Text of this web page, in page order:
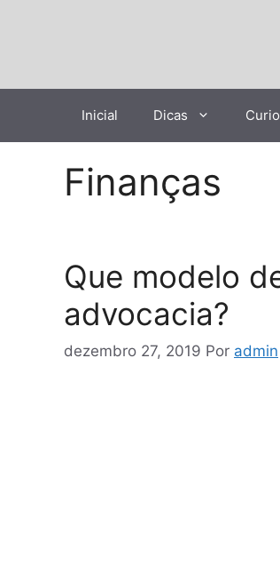
conteúdo
Inicial Dicas
Finanças
Que modelo
advocacia?
dezembro 27, 2019 Por admin